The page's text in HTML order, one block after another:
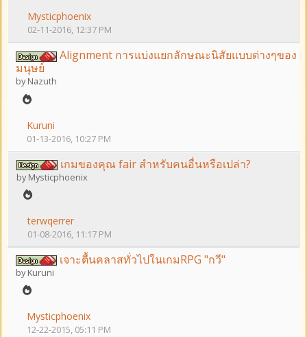
Mysticphoenix
02-11-2016, 12:37 PM
Alignment การแบ่งแยกลักษณะนิสัยแบบต่างๆของ
มนุษย์
byNazuth
Kuruni
01-13-2016, 10:27 PM
เกมของคุณ fair สำหรับคนอื่นหรือเปล่า?
byMysticphoenix
terwqerrer
01-08-2016, 11:17 PM
เจาะตื้นคลาสทั่วไปในเกมRPG "กวี"
byKuruni
Mysticphoenix
12-22-2015, 05:11 PM